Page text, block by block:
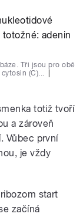
Tři jsou pro obě
(C)...
totiž tvoří
a zároveň
Vůbec první
je vždy
start
začíná